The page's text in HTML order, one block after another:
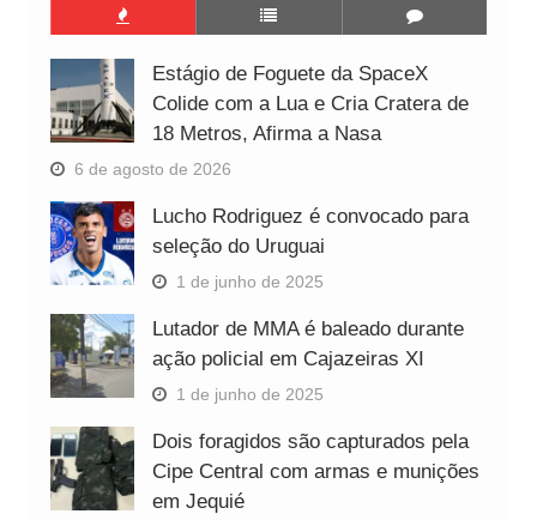
Estágio de Foguete da SpaceX
Colide com a Lua e Cria Cratera de
18 Metros, Afirma a Nasa
6 de agosto de 2026
Lucho Rodriguez é convocado para
seleção do Uruguai
1 de junho de 2025
Lutador de MMA é baleado durante
ação policial em Cajazeiras XI
1 de junho de 2025
Dois foragidos são capturados pela
Cipe Central com armas e munições
em Jequié